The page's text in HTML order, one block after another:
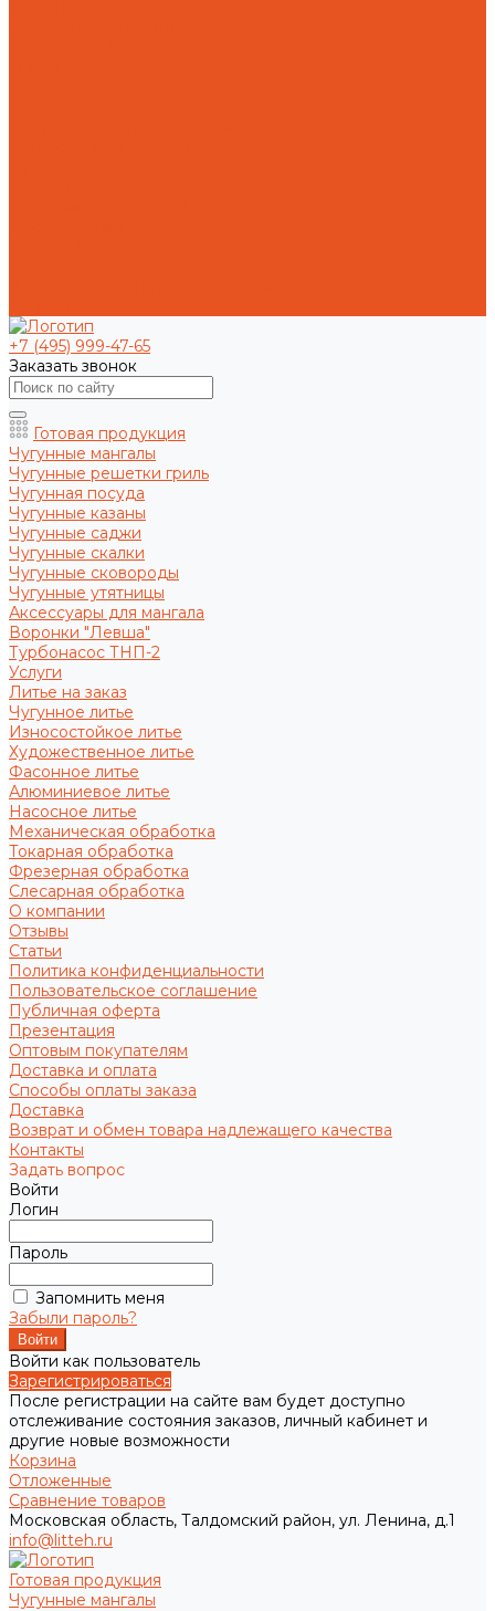
+7 (495) 999-47-65
Заказать звонок
Готовая продукция
Чугунные мангалы
Чугунные решетки гриль
Чугунная посуда
Чугунные казаны
Чугунные саджи
Чугунные скалки
Чугунные сковороды
Чугунные утятницы
Аксессуары для мангала
Воронки "Левша"
Турбонасос ТНП-2
Услуги
Литье на заказ
Чугунное литье
Износостойкое литье
Художественное литье
Фасонное литье
Алюминиевое литье
Насосное литье
Механическая обработка
Токарная обработка
Фрезерная обработка
Слесарная обработка
О компании
Отзывы
Статьи
Политика конфиденциальности
Пользовательское соглашение
Публичная оферта
Презентация
Оптовым покупателям
Доставка и оплата
Способы оплаты заказа
Доставка
Возврат и обмен товара надлежащего качества
Контакты
Задать вопрос
Войти
Логин
Пароль
Запомнить меня
Забыли пароль?
Войти как пользователь
Зарегистрироваться
После регистрации на сайте вам будет доступно
отслеживание состояния заказов, личный кабинет и
другие новые возможности
Корзина
Отложенные
Сравнение товаров
Московская область, Талдомский район, ул. Ленина, д.1
info@litteh.ru
Готовая продукция
Чугунные мангалы